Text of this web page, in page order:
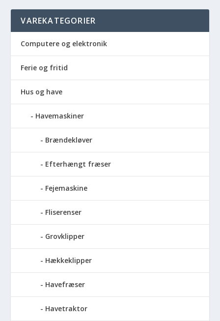
VAREKATEGORIER
Computere og elektronik
Ferie og fritid
Hus og have
Havemaskiner
Brændekløver
Efterhængt fræser
Fejemaskine
Fliserenser
Grovklipper
Hækkeklipper
Havefræser
Havetraktor